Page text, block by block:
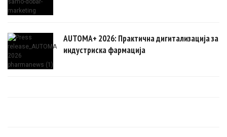
AUTOMA+ 2026: Практична дигитализација за
индустриска фармација